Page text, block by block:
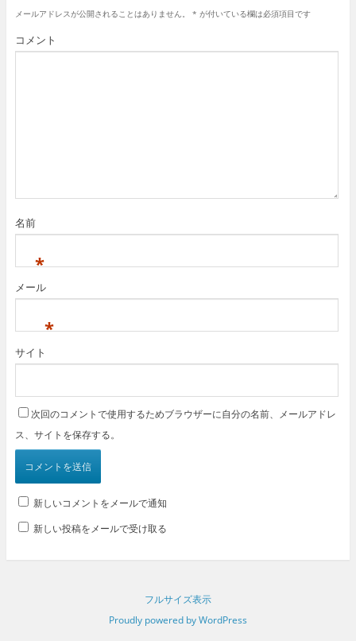
メールアドレスが公開されることはありません。 * が付いている欄は必須項目です
コメント
名前
*
メール
*
サイト
次回のコメントで使用するためブラウザーに自分の名前、メールアドレ
ス、サイトを保存する。
新しいコメントをメールで通知
新しい投稿をメールで受け取る
フルサイズ表示
Proudly powered by WordPress